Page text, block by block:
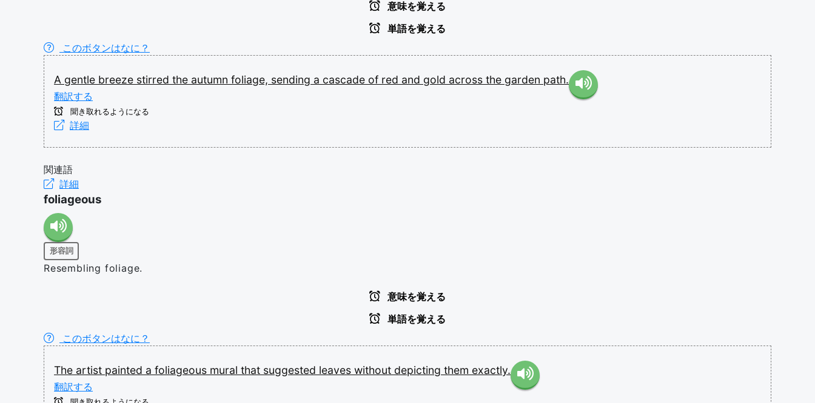
意味を覚える
単語を覚える
このボタンはなに？
A gentle breeze stirred the autumn foliage, sending a cascade of red and gold across the garden path.
翻訳する
聞き取れるようになる
詳細
関連語
詳細
foliageous
形容詞
Resembling foliage.
意味を覚える
単語を覚える
このボタンはなに？
The artist painted a foliageous mural that suggested leaves without depicting them exactly.
翻訳する